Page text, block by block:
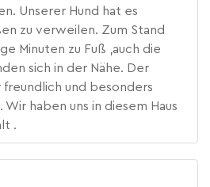
Unserer Hund hat es
zu verweilen. Zum Stand
Minuten zu Fuß ,auch die
sich in der Nähe. Der
freundlich und besonders
haben uns in diesem Haus
.